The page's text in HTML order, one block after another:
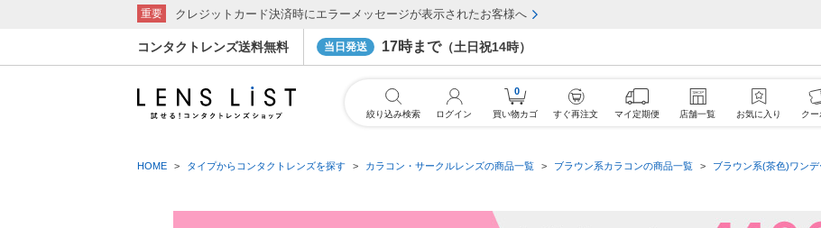
コンタクトレンズ送料無料 当日発送 17時まで（土日祝14時）
重要 クレジットカード決済時にエラーメッセージが表示されたお客様へ
HOME タイプからコンタクトレンズを探す カラコン・サークルレンズの商品一覧 ブラウン系カラコンの商品一覧 ブラウン系(茶色)ワン
絞り込み検索 ログイン
0
買い物カゴ すぐ再注文 マイ定期便 店舗一覧 お気に入り クー